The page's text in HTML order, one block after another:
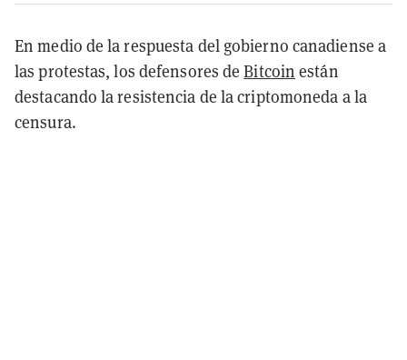
En medio de la respuesta del gobierno canadiense a
las protestas, los defensores deBitcoin están
destacando la resistencia de la criptomoneda a la
censura.